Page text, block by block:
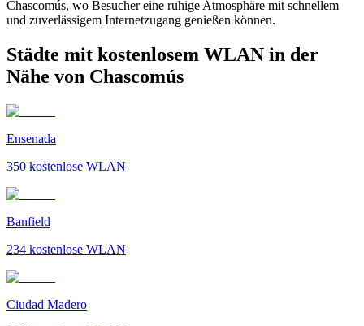
Chascomús, wo Besucher eine ruhige Atmosphäre mit schnellem
und zuverlässigem Internetzugang genießen können.
Städte mit kostenlosem WLAN in der
Nähe von Chascomús
Ensenada
350 kostenlose WLAN
Banfield
234 kostenlose WLAN
Ciudad Madero